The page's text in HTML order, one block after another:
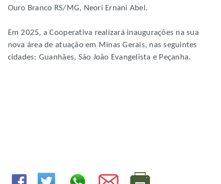
Ouro Branco RS/MG, Neori Ernani Abel.
Em 2025, a Cooperativa realizará inaugurações na sua
nova área de atuação em Minas Gerais, nas seguintes
cidades: Guanhães, São João Evangelista e Peçanha.